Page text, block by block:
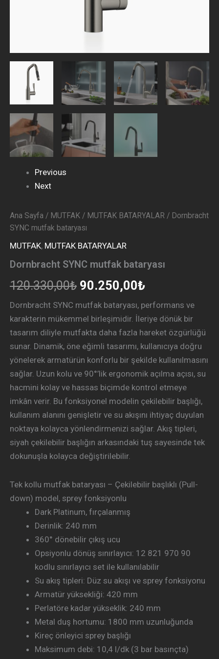
Previous
Next
Ana Sayfa / MUTFAK / MUTFAK BATARYALAR / Dornbracht
SYNC mutfak bataryası
MUTFAK, MUTFAK BATARYALAR
Dornbracht SYNC mutfak bataryası
120.330,00₺ 90.250,00₺
Dornbracht SYNC mutfak bataryası, performans ve
karakterin mükemmel birleşimidir. İleriye dönük bir
tasarım diliyle mutfakta daha fazla hareket özgürlüğü
sunar. Dinamik, öne eğimli tasarımı, kullanıcıya doğru
yönelerek armatürün konforlu bir şekilde kullanılmasını
sağlar. Uzun kolu ve 90°’lik ergonomik açılma açısı, su
hacmini kolay ve hassas biçimde kontrol etmeye
imkân verir. Bu fonksiyonel modelin çekilebilir başlığı,
kullanım alanını genişletir ve su akışını ihtiyaç duyulan
noktaya kolayca yönlendirmenizi sağlar. Akış tipleri,
siyah çekilebilir başlığın arkasındaki tuş sayesinde tek
dokunuşla kolayca değiştirilebilir.
Tek kollu mutfak bataryası – Çekilebilir başlıklı (Pull-
down) model, sprey fonksiyonlu
Dark Platinum, fırçalanmış
Derinlik: 240 mm
360° dönebilir çıkış ucu
Opsiyonlu dönüş sınırlayıcı: 12 821 970 90
kodlu sınırlayıcı set ile kullanılabilir
Su akış tipleri: Düz su akışı ve sprey fonksiyonu
Armatür yüksekliği: 420 mm
Perlatöre kadar yükseklik: 240 mm
Metal duş hortumu: 1800 mm uzunluğunda
Kireç önleyici sprey başlığı
Maksimum debi: 10,4 l/dk (3 bar basınçta)